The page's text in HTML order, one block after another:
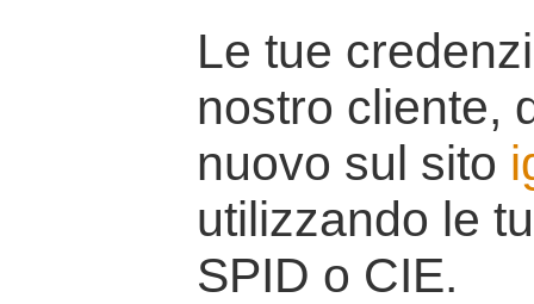
Le tue
nostro cliente,
nuovo sul sito
utilizzando le
SPID o CIE.